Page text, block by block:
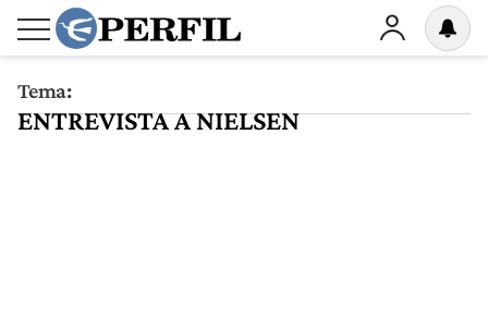
Tema:
ENTREVISTA A NIELSEN